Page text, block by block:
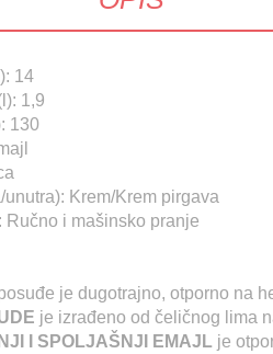
14
1,9
130
unutra): Krem/Krem pirgava
Ručno i mašinsko pranje
je dugotrajno, otporno na
je izrađeno od čeličnog lima
I SPOLJAŠNJI EMAJL je